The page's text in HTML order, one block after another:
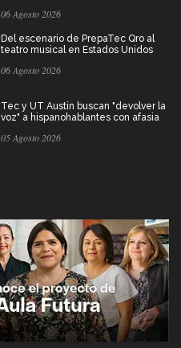
06 Agosto 2026
Del escenario de PrepaTec Qro al
teatro musical en Estados Unidos
06 Agosto 2026
Tec y UT Austin buscan "devolver la
voz" a hispanohablantes con afasia
05 Agosto 2026